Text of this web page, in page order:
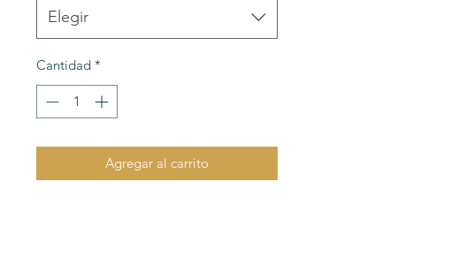
Elegir
Cantidad *
Agregar al carrito